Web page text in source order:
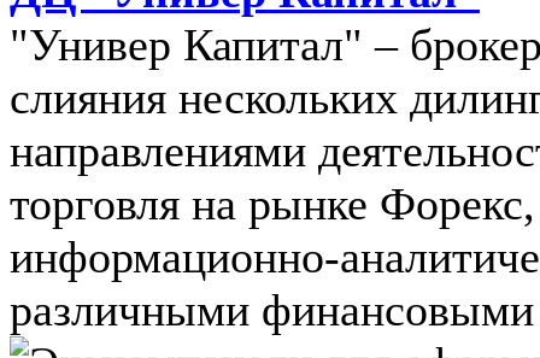
"Универ Капитал" –
слияния нескольких
направлениями
торговля на рынке
информационно-
различными